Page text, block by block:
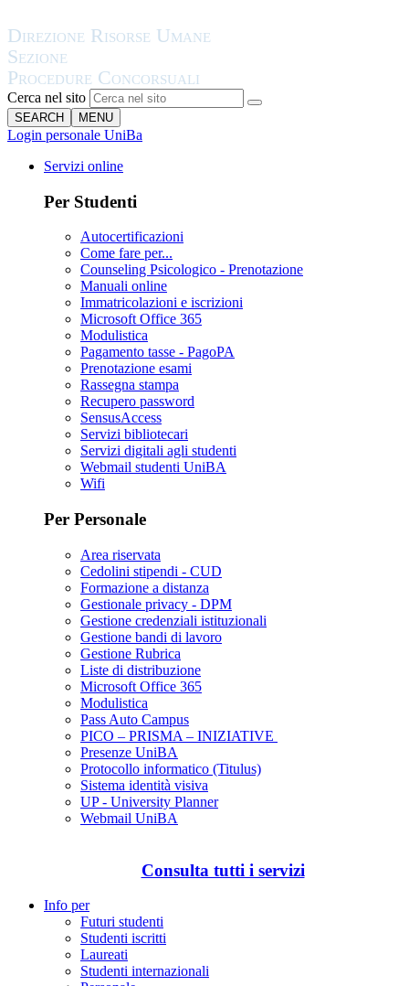
Cerca nel sito
SEARCH MENU
Login personale UniBa
Servizi online
Per Studenti
Autocertificazioni
Come fare per...
Counseling Psicologico - Prenotazione
Manuali online
Immatricolazioni e iscrizioni
Microsoft Office 365
Modulistica
Pagamento tasse - PagoPA
Prenotazione esami
Rassegna stampa
Recupero password
SensusAccess
Servizi bibliotecari
Servizi digitali agli studenti
Webmail studenti UniBA
Wifi
Per Personale
Area riservata
Cedolini stipendi - CUD
Formazione a distanza
Gestionale privacy - DPM
Gestione credenziali istituzionali
Gestione bandi di lavoro
Gestione Rubrica
Liste di distribuzione
Microsoft Office 365
Modulistica
Pass Auto Campus
PICO – PRISMA – INIZIATIVE
Presenze UniBA
Protocollo informatico (Titulus)
Sistema identità visiva
UP - University Planner
Webmail UniBA
Consulta tutti i servizi
Info per
Futuri studenti
Studenti iscritti
Laureati
Studenti internazionali